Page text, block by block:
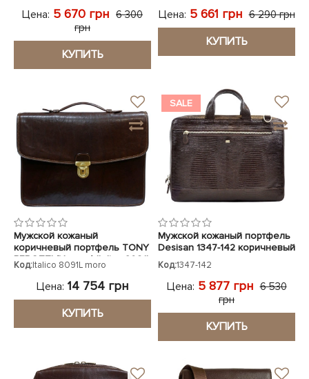
Цена: 5 670 грн 6 300
грн
КУПИТЬ
Цена: 5 661 грн 6 290 грн
КУПИТЬ
Мужской кожаный
коричневый портфель TONY
PEROTTI (Италия) Italico 8091L
moro
Код:Italico 8091L moro
Цена: 14 754 грн
КУПИТЬ
SALE
Мужской кожаный портфель
Desisan 1347-142 коричневый
Код:1347-142
Цена: 5 877 грн 6 530
грн
КУПИТЬ